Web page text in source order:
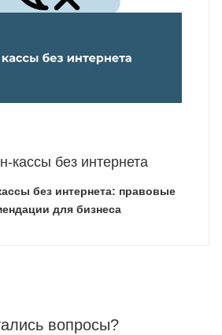
кассы без интернета
без интернета: правовые
для бизнеса
вопросы?